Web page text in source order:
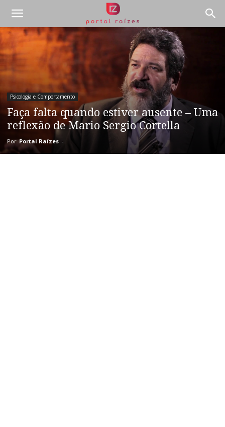
Psicologia e Comportamento
Faça falta quando estiver ausente – Uma
reflexão de Mario Sergio Cortella
Por Portal Raízes -